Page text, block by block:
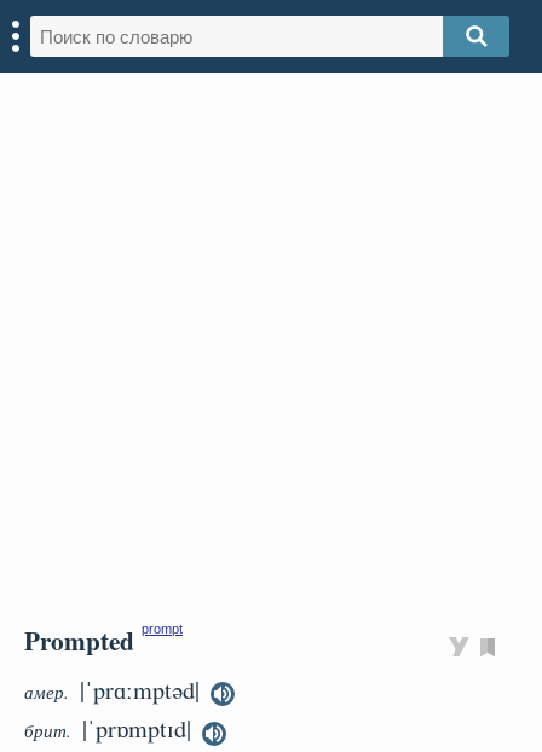
Prompted prompt
амер. |ˈprɑːmptəd|
брит. |ˈprɒmptɪd|